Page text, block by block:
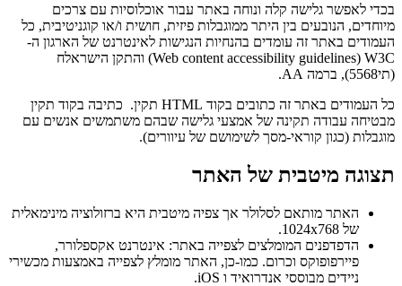
בכדי לאפשר גלישה קלה ונוחה באתר עבור אוכלוסיות עם צרכים
מיוחדים, הנובעים בין היתר ממוגבלות פיזית, חושית ו/או קוגניטיבית, כל
העמודים באתר זה עומדים בהנחיות הנגישות לאינטרנט של הארגון ה-
W3C
(Web content accessibility guidelines)
והתקן הישראלח
(תי5568), ברמה AA.
כל העמודים באתר זה כתובים בקוד
כתיבה בקוד תקין
מבטיחה עבודה תקינה של אמצעי גלישה שבהם משתמשים אנשים עם
מוגבלות (כגון קוראי-מסך לשימושם של עיוורים).
תצוגה מיטבית של האתר
האתר מותאם לסלולר אך צפיה מיטבית היא ברזולוציה מינימאלית
של 1024x768.
הדפדפנים המומלצים לצפייה באתר: אינטרנט אקספלורר,
פיירפופוקס וכרום. כמו-כן, האתר מומלץ לצפייה באמצעות מכשירי
ניידים מבוססי אנדרואיד ו iOS.